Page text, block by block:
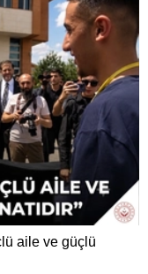
aile ve güçlü